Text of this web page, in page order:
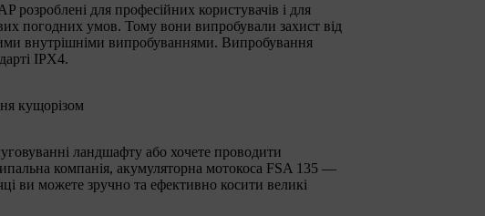
розроблені для професійних користувачів і для
погодних умов. Тому вони випробували захист від
внутрішніми випробуваннями. Випробування
IPX4.
кущорізом
ландшафту або хочете проводити
компанія, акумуляторна мотокоса FSA 135 —
ви можете зручно та ефективно косити великі